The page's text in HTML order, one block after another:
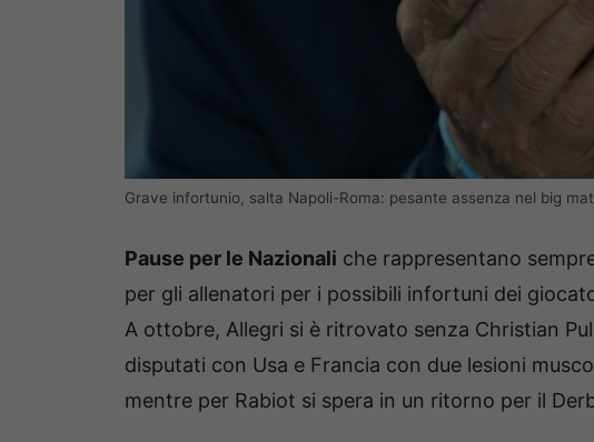
Grave infortunio, salta Napoli-Roma: pesante assenza nel big
Pause per le Nazionali che rappresentano
per gli allenatori per i possibili infortuni dei
A ottobre, Allegri si è ritrovato senza Christian
disputati con Usa e Francia con due lesioni
mentre per Rabiot si spera in un ritorno per il